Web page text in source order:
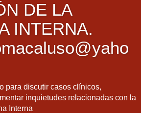
DE LA
INTERNA.
para discutir casos clínicos,
inquietudes relacionadas con la
Interna